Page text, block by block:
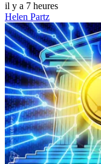
il y a 7 heures
Helen Partz